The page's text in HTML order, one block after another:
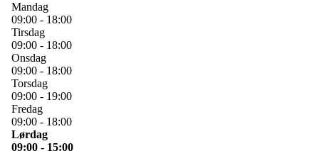
Mandag
09:00 - 18:00
Tirsdag
09:00 - 18:00
Onsdag
09:00 - 18:00
Torsdag
09:00 - 19:00
Fredag
09:00 - 18:00
Lørdag
09:00 - 15:00